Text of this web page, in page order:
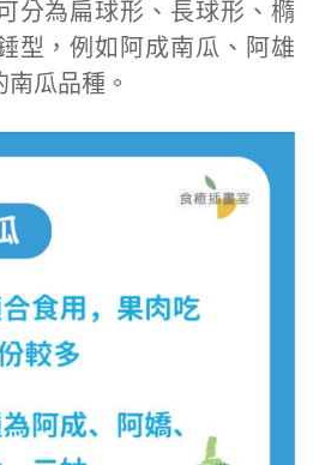
分為扁球形、長球形、橢
型，例如阿成南瓜、阿雄
瓜品種。